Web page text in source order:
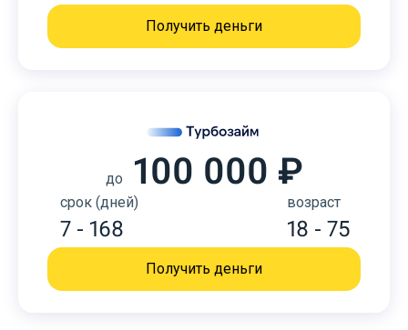
Получить деньги
до 100 000 ₽
срок (дней)
7 - 168
возраст
18 - 75
Получить деньги